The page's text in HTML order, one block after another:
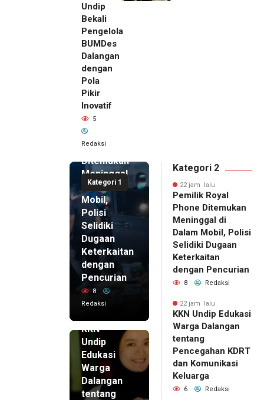
Undip
Bekali
Pengelola
BUMDes
Dalangan
dengan
Pola
Pikir
Inovatif
5
Redaksi
Kategori 1
22 jam lalu
Pemilik
Royal
Phone
Ditemukan
Meninggal
di Dalam
Mobil,
Polisi
Selidiki
Dugaan
Keterkaitan
dengan
Pencurian
8
Redaksi
KKN
Undip
Edukasi
Warga
Dalangan
tentang
Kategori 2
22 jam lalu
Pemilik Royal
Phone Ditemukan
Meninggal di
Dalam Mobil, Polisi
Selidiki Dugaan
Keterkaitan
dengan Pencurian
8 Redaksi
22 jam lalu
KKN Undip Edukasi
Warga Dalangan
tentang
Pencegahan KDRT
dan Komunikasi
Keluarga
6 Redaksi